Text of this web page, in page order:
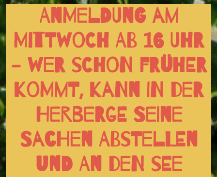
Anmeldung am
Mittwoch ab 16 Uhr
- wer schon früher
kommt, kann in der
Herberge seine
Sachen abstellen
und an den See